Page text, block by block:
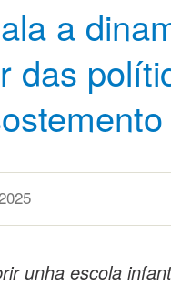
a
das
unha escola